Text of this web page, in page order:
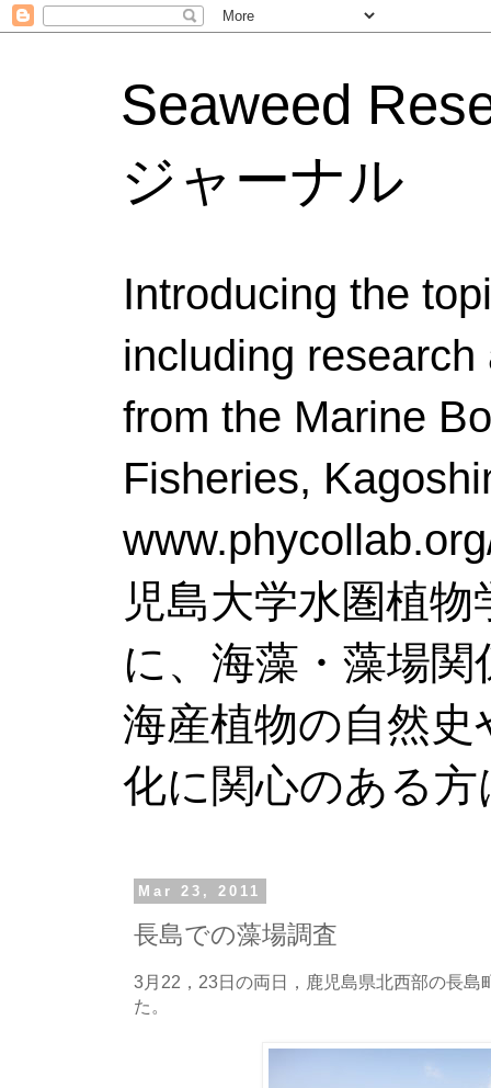
Seaweed
ジャーナル
Introducing the
including
from the Marine
Fisheries,
児島大学水圏植
に、海藻・藻場
海産植物の自然
化に関心のある
Mar 23, 2011
長島での藻場調査
3月22，23日の両日，鹿児島県北西部の長島
た。